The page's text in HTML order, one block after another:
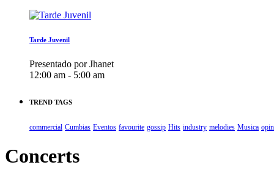
Tarde Juvenil
Presentado por Jhanet
12:00 am - 5:00 am
TREND TAGS
commercial Cumbias Eventos favourite gossip Hits industry melodies Musica
Concerts